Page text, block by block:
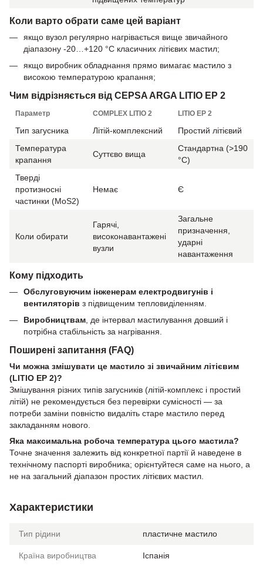
Коли варто обрати саме цей варіант
якщо вузол регулярно нагрівається вище звичайного
діапазону -20…+120 °C класичних літієвих мастил;
якщо виробник обладнання прямо вимагає мастило з
високою температурою крапання;
Чим відрізняється від CEPSA ARGA LITIO EP 2
Параметр COMPLEX LITIO 2 LITIO EP 2
Тип загусника Літій-комплексний
Простий літієвий
Температура
крапання
Суттєво вища
Стандартна (>190
°C)
Тверді
протизносні
частинки (MoS2)
Немає Є
Коли обирати
Гарячі,
високонавантажені
вузли
Загальне
призначення,
ударні
навантаження
Кому підходить
Обслуговуючим інженерам електродвигунів і
вентиляторів з підвищеним тепловиділенням.
Виробництвам , де інтервал мастилування довший і
потрібна стабільність за нагрівання.
Поширені запитання (FAQ)
Чи можна змішувати це мастило зі звичайним літієвим
(LITIO EP 2)?
Змішування різних типів загусників (літій-комплекс і простий
літій) не рекомендується без перевірки сумісності — за
потреби заміни повністю видаліть старе мастило перед
закладанням нового.
Яка максимальна робоча температура цього мастила?
Точне значення залежить від конкретної партії й наведене в
технічному паспорті виробника; орієнтуйтеся саме на нього, а
не на загальний діапазон простих літієвих мастил.
Характеристики
Тип рідини пластичне мастило
Країна виробництва Іспанія